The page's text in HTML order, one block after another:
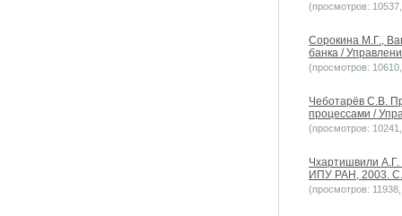
(просмотров:
Сорокина М.Г.,
банка /
(просмотров:
Чеботарёв С.В.
процессами /
(просмотров:
Чхартишвили
ИПУ РАН, 2003.
(просмотров: